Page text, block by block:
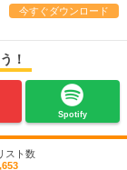
今すぐダウンロード
！
Spotify
スト数